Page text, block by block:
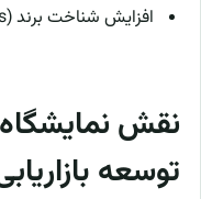
افزایش شناخت برند (brand awareness)
نقش
توسعه